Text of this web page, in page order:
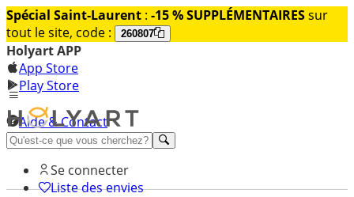
Spécial Saint-Laurent : -15 % SUPPLÉMENTAIRESsur
tout le site, code :
260807
Holyart APP
App Store
Play Store
Aide & Contact
Découvrez Premium
Se connecter
Liste des envies